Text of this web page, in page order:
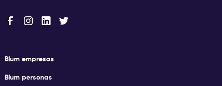
Blum empresas
Blum personas